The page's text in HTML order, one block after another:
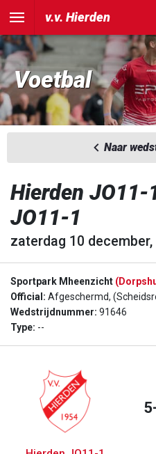
v.v. Hierden
Voetbal
Naar
Hierden JO11-
JO11-1
zaterdag 10 december,
Sportpark Mheenzicht
Official: Afgeschermd,
Wedstrijdnummer: 91646
Type: --